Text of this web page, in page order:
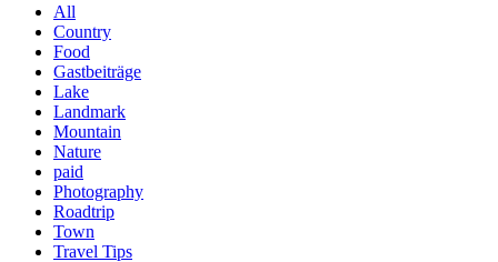
All
Country
Food
Gastbeiträge
Lake
Landmark
Mountain
Nature
paid
Photography
Roadtrip
Town
Travel Tips